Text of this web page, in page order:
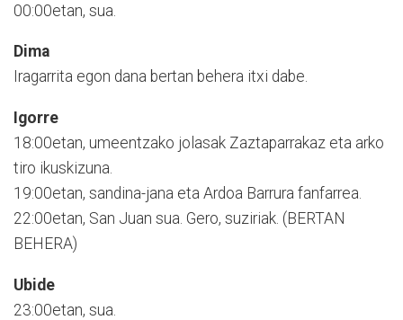
00:00etan, sua.
Dima
Iragarrita egon dana bertan behera itxi dabe.
Igorre
18:00etan, umeentzako jolasak Zaztaparrakaz eta arko
tiro ikuskizuna.
19:00etan, sandina-jana eta Ardoa Barrura fanfarrea.
22:00etan, San Juan sua. Gero, suziriak. (BERTAN
BEHERA)
Ubide
23:00etan, sua.